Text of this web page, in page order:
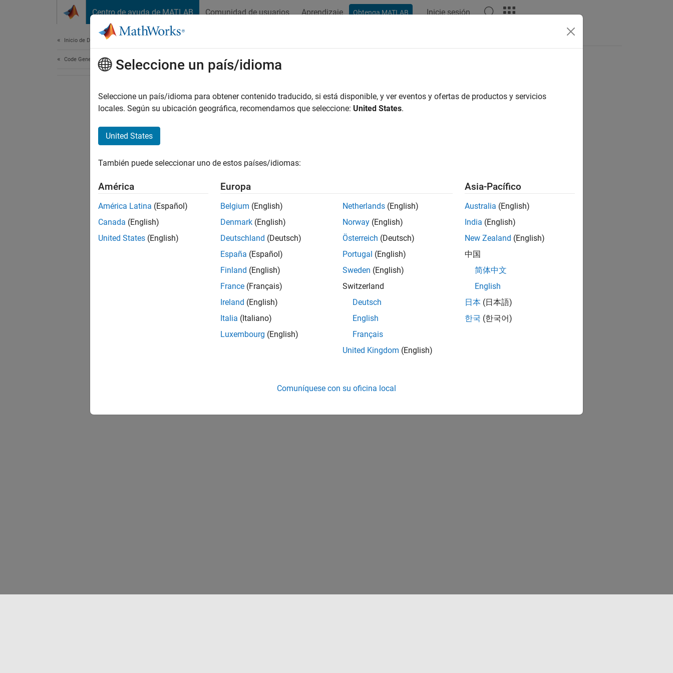
Centro de ayuda de MATLAB Comunidad de usuarios Aprendizaje Obtenga MATLAB Inicie sesión
Inicio de Documentación
Code Generation
How useful was this information?
Seleccione un país/idioma
Seleccione un país/idioma para obtener contenido traducido, si está disponible, y ver eventos y ofertas de productos y servicios
locales. Según su ubicación geográfica, recomendamos que seleccione: United States.
United States
También puede seleccionar uno de estos países/idiomas:
América
América Latina (Español)
Canada (English)
United States (English)
Europa
Belgium (English)
Denmark (English)
Deutschland (Deutsch)
España (Español)
Finland (English)
France (Français)
Ireland (English)
Italia (Italiano)
Luxembourg (English)
Netherlands (English)
Norway (English)
Österreich (Deutsch)
Portugal (English)
Sweden (English)
Switzerland
Deutsch
English
Français
United Kingdom (English)
Asia-Pacífico
Australia (English)
India (English)
New Zealand (English)
中国
简体中文
English
日本 (日本語)
한국 (한국어)
Comuníquese con su oficina local